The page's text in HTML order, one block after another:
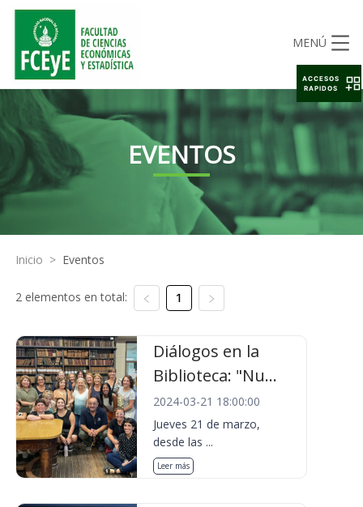
MENÚ
EVENTOS
Inicio > Eventos
2 elementos en total: 1
Diálogos en la
Biblioteca: "Nu...
2024-03-21 18:00:00
Jueves 21 de marzo,
desde las ...
Leer más
ACCESOS
RAPIDOS